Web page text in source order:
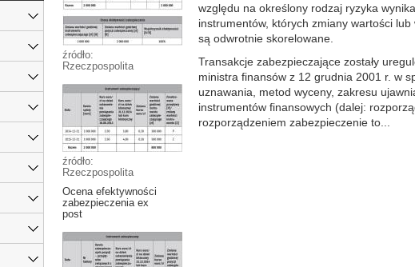
źródło:
Rzeczpospolita
źródło:
Rzeczpospolita
Ocena efektywności
zabezpieczenia ex
post
względu na określony rodzaj ryzyka
instrumentów, których zmiany wartości lub
są odwrotnie skorelowane.
Transakcje zabezpieczające zostały
ministra finansów z 12 grudnia 2001 r. w
uznawania, metod wyceny, zakresu
instrumentów finansowych (dalej:
rozporządzeniem zabezpieczenie to...